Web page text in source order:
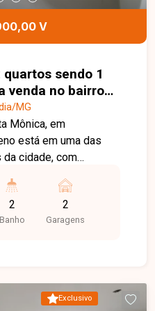
conhecer todos os
V
sendo 1
venda no bairro
MG
MG
Mônica, em
está em uma das
cidade, com
oferece
escolas,
restaurantes e
x 24 metros. O
e está situado
2
Banho
2
Garagens
Exclusivo